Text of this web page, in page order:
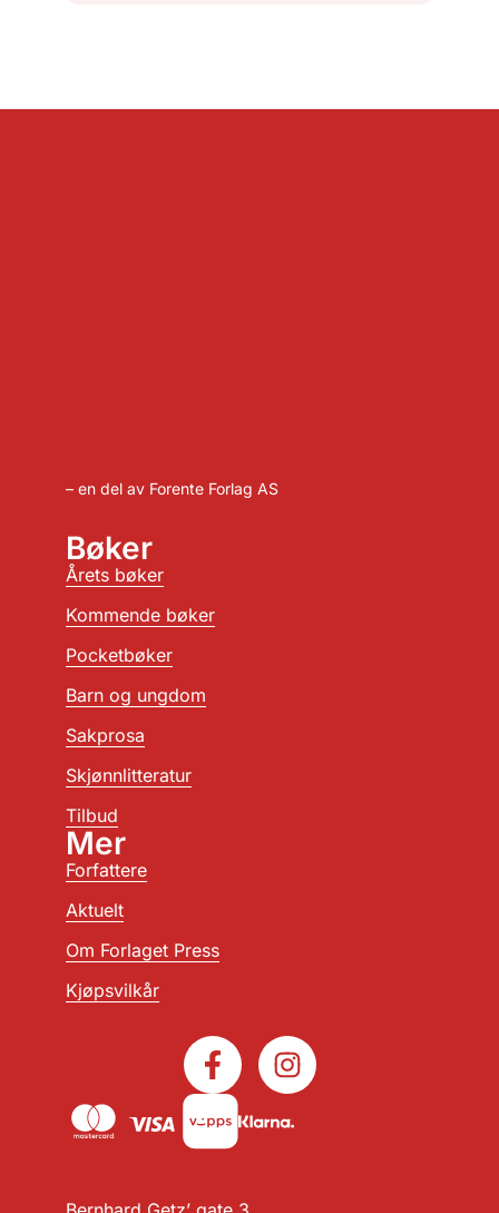
– en del av Forente Forlag AS
Bøker
Årets bøker
Kommende bøker
Pocketbøker
Barn og ungdom
Sakprosa
Skjønnlitteratur
Tilbud
Mer
Forfattere
Aktuelt
Om Forlaget Press
Kjøpsvilkår